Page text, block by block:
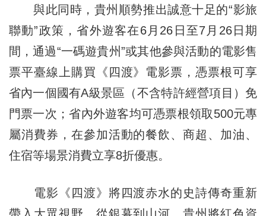
與此同時，貴州順勢推出誠意十足的“影旅
聯動”政策，省外遊客在6月26日至7月26日期
間，通過“一碼遊貴州”或其他參與活動的電影售
票平臺線上購買《四渡》電影票，憑票根可享
省內一個國有A級景區（不含特許經營項目）免
門票一次；省內外遊客均可憑票根領取500元專
屬消費券，在參加活動的餐飲、商超、加油、
住宿等場景消費立享8折優惠。
電影《四渡》將四渡赤水的史詩傳奇重新